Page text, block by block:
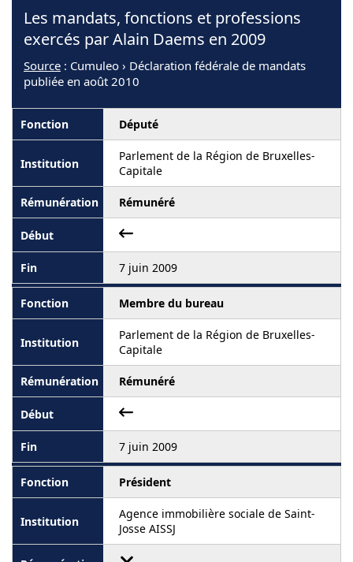
Les mandats, fonctions et professions
exercés par Alain Daems en 2009
Source : Cumuleo › Déclaration fédérale de mandats
publiée en août 2010
Député
Parlement de la Région de Bruxelles-
Capitale
Rémunéré
7 juin 2009
Membre du bureau
Parlement de la Région de Bruxelles-
Capitale
Rémunéré
7 juin 2009
Président
Agence immobilière sociale de Saint-
Josse AISSJ